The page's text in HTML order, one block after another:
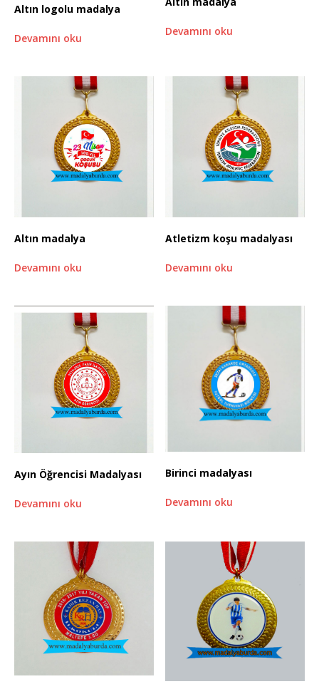
Altın logolu madalya
Devamını oku
Devamını oku
Altın madalya
Devamını oku
Atletizm koşu madalyası
Devamını oku
Ayın Öğrencisi Madalyası
Devamını oku
Birinci madalyası
Devamını oku